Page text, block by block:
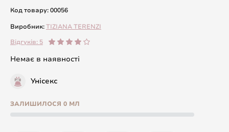
Код товару: 00056
Виробник:TIZIANA TERENZI
Відгуків: 5
Немає в наявності
Унісекс
ЗАЛИШИЛОСЯ 0 МЛ